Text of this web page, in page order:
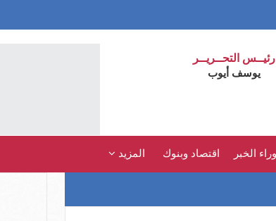
رئيــس التحــريــر
يوسف أيوب
الخبر اقتصاد وبنوك المزيد